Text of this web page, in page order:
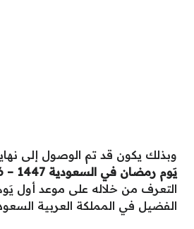
وبذلك يكون قد تم الوصول إلى
يَوم رمضان في السعودية 1447 – 2026
التعرف من خلاله على موعد أول
الفضيل في المملكة العربية